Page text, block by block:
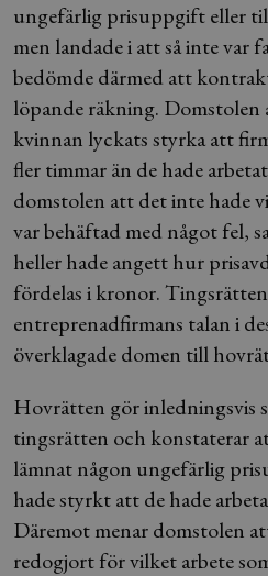
ungefärlig prisuppgift eller
men landade i att så inte var
bedömde därmed att
löpande räkning. Domstolen
kvinnan lyckats styrka att
fler timmar än de hade
domstolen att det inte hade
var behäftad med något fel,
heller hade angett hur
fördelas i kronor.
entreprenadfirmans talan i
överklagade domen till
Hovrätten gör inledningsvis
tingsrätten och konstaterar
lämnat någon ungefärlig
hade styrkt att de hade
Däremot menar domstolen
redogjort för vilket arbete